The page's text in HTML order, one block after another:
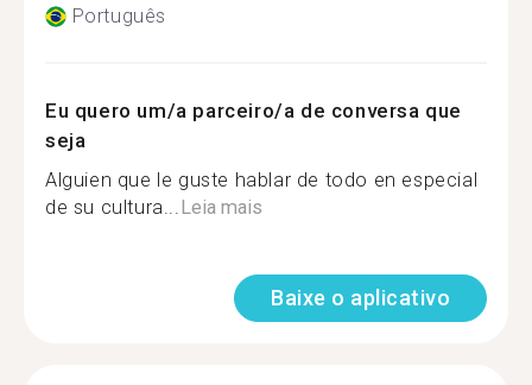
Português
Eu quero um/a parceiro/a de conversa que
seja
Alguien que le guste hablar de todo en especial
de su cultura...Leia mais
Baixe o aplicativo